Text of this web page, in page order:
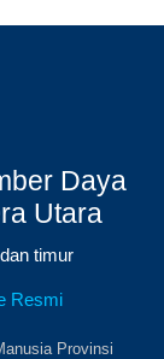
Daya
Utara
timur
Resmi
Provinsi